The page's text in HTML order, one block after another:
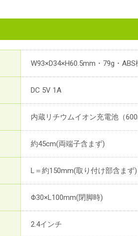
W93×D34×H60.5mm・79g・ABS
DC 5V 1A
内蔵リチウムイオン充電池（
約45cm(両端子含まず)
L＝約150mm(取り付け部含まず)
Φ30×L100mm(閉脚時)
2.4インチ